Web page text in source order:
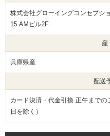
株式会社グローイングコンセプ
15 AMビル2F
産
兵庫県産
配送
カード決済・代金引換 正午まで
日を除く）